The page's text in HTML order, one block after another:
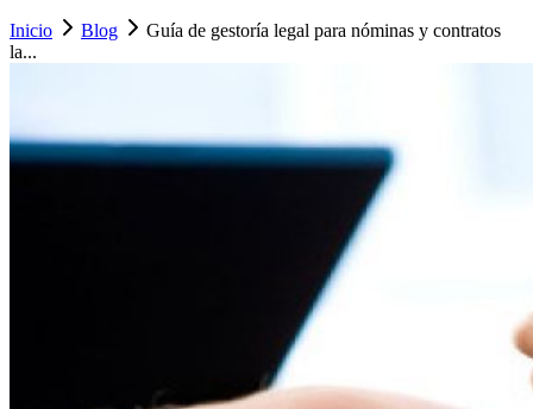
Inicio Blog
Guía de gestoría legal para nóminas y contratos
la...